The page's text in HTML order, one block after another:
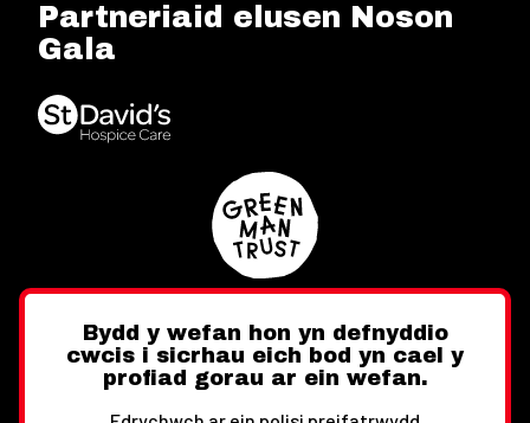
Partneriaid elusen Noson
Gala
Twitter FacebookInstagram
Bydd y wefan hon yn defnyddio
cwcis i sicrhau eich bod yn cael y
profiad gorau ar ein wefan.